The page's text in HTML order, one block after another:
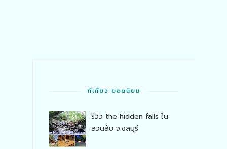
ที่เที่ยว ยอดนิยม
รีวิว the hidden falls ใน
สวนลับ จ.ชลบุรี